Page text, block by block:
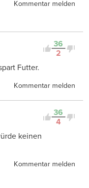
Kommentar melden
36
2
Futter.
Kommentar melden
36
4
keinen
Kommentar melden